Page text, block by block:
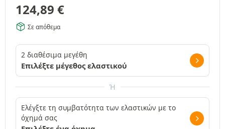
124,89 €
Σε απόθεμα
2 διαθέσιμα μεγέθη
Επιλέξτε μέγεθος ελαστικού
Ή
Ελέγξτε τη συμβατότητα των ελαστικών με το
όχημά σας